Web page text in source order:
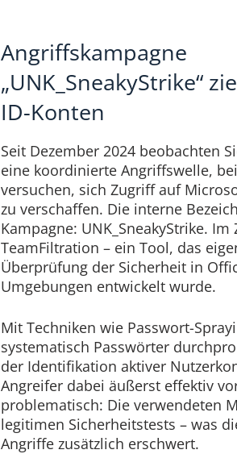
Angriffskampagne
„UNK_SneakyStrike“
ID-Konten
Seit Dezember 2024 beobachten
eine koordinierte Angriffswelle,
versuchen, sich Zugriff auf
zu verschaffen. Die interne
Kampagne: UNK_SneakyStrike.
TeamFiltration – ein Tool, das
Überprüfung der Sicherheit in
Umgebungen entwickelt wurde.
Mit Techniken wie Passwort-
systematisch Passwörter
der Identifikation aktiver
Angreifer dabei äußerst effektiv
problematisch: Die verwendeten
legitimen Sicherheitstests – was
Angriffe zusätzlich erschwert.